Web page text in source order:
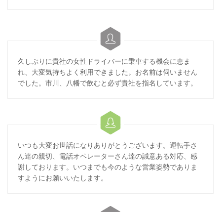

久しぶりに貴社の女性ドライバーに乗車する機会に恵ま
れ、大変気持ちよく利用できました。お名前は伺いません
でした。市川、八幡で飲むと必ず貴社を指名しています。

いつも大変お世話になりありがとうございます。運転手さ
ん達の親切、電話オペレーターさん達の誠意ある対応、感
謝しております。いつまでも今のような営業姿勢でありま
すようにお願いいたします。